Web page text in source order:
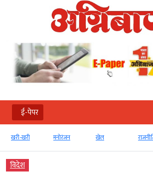
ई-पेपर
खरी-खरी मनोरंजन खेल
विदेश